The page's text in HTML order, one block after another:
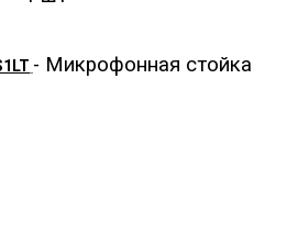
- Микрофонная стойка